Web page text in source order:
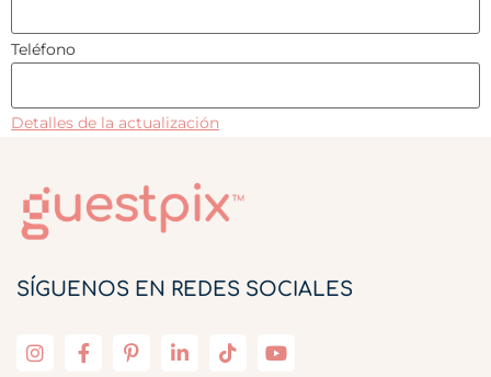
Teléfono
Detalles de la actualización
SÍGUENOS EN REDES SOCIALES